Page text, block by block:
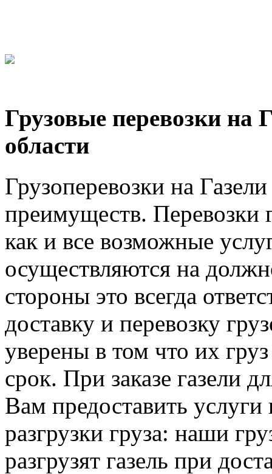
Грузовые перевозки на
области
Грузоперевозки на
преимуществ. Перевозки
как и все возможные
осуществляются на
стороны это всегда
доставку и перевозку
уверены в том что их
срок. При заказе газели
Вам предоставить услуги
разгрузки груза: наши
разгрузят газель при